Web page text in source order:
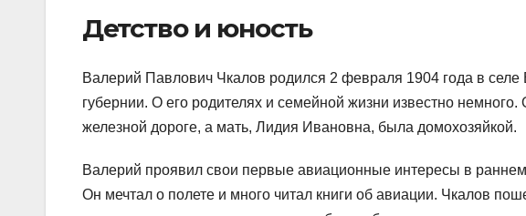
Детство и юность
Валерий Павлович Чкалов родился 2 февраля 1904 года в селе
губернии. О его родителях и семейной жизни известно
железной дороге, а мать, Лидия Ивановна, была домохозяйкой.
Валерий проявил свои первые авиационные интересы в раннем
Он мечтал о полете и много читал книги об авиации. Чкалов